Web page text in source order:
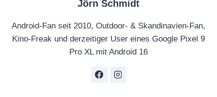
Jörn Schmidt
Android-Fan seit 2010, Outdoor- & Skandinavien-Fan,
Kino-Freak und derzeitiger User eines Google Pixel 9
Pro XL mit Android 16